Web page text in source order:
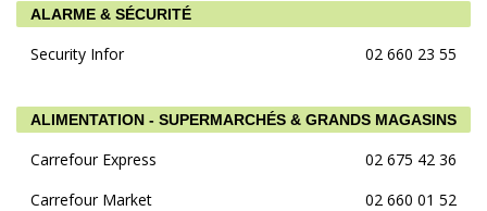
ALARME & SÉCURITÉ
Security Infor 02 660 23 55
ALIMENTATION - SUPERMARCHÉS & GRANDS MAGASINS
Carrefour Express
02 675 42 36
Carrefour Market
02 660 01 52